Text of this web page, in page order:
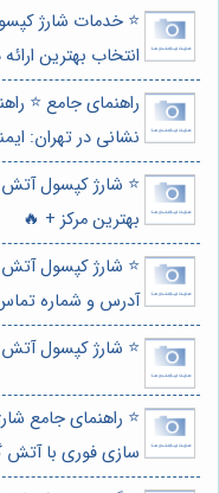
⭐️ خدمات شارژ
انتخاب بهترین
راهنمای جامع ⭐️
نشانی در تهران:
⭐️ شارژ کپسول آتش
بهترین مرکز + 🔥
⭐️ شارژ کپسول
آدرس و شماره
⭐️ شارژ کپسول آتش
⭐️ راهنمای جامع
سازی فوری با آتش